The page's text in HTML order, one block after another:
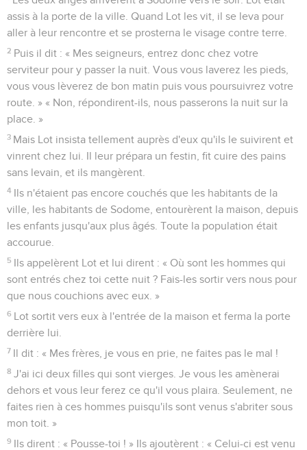
assis à la porte de la ville. Quand Lot les vit, il se leva pour
aller à leur rencontre et se prosterna le visage contre terre.
2 Puis il dit : « Mes seigneurs, entrez donc chez votre
serviteur pour y passer la nuit. Vous vous laverez les pieds,
vous vous lèverez de bon matin puis vous poursuivrez votre
route. » « Non, répondirent-ils, nous passerons la nuit sur la
place. »
3 Mais Lot insista tellement auprès d'eux qu'ils le suivirent et
vinrent chez lui. Il leur prépara un festin, fit cuire des pains
sans levain, et ils mangèrent.
4 Ils n'étaient pas encore couchés que les habitants de la
ville, les habitants de Sodome, entourèrent la maison, depuis
les enfants jusqu'aux plus âgés. Toute la population était
accourue.
5 Ils appelèrent Lot et lui dirent : « Où sont les hommes qui
sont entrés chez toi cette nuit ? Fais-les sortir vers nous pour
que nous couchions avec eux. »
6 Lot sortit vers eux à l'entrée de la maison et ferma la porte
derrière lui.
7 Il dit : « Mes frères, je vous en prie, ne faites pas le mal !
8 J'ai ici deux filles qui sont vierges. Je vous les amènerai
dehors et vous leur ferez ce qu'il vous plaira. Seulement, ne
faites rien à ces hommes puisqu'ils sont venus s'abriter sous
mon toit. »
9 Ils dirent : « Pousse-toi ! » Ils ajoutèrent : « Celui-ci est venu